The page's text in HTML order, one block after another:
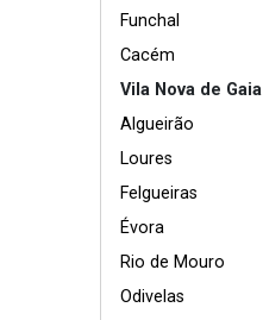
Funchal
Cacém
Vila Nova de Gaia
Algueirão
Loures
Felgueiras
Évora
Rio de Mouro
Odivelas